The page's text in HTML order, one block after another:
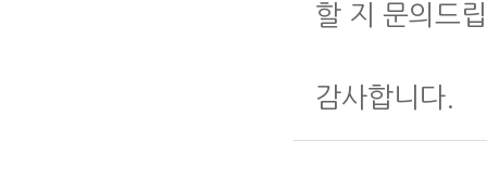
할 지 문의드
감사합니다.